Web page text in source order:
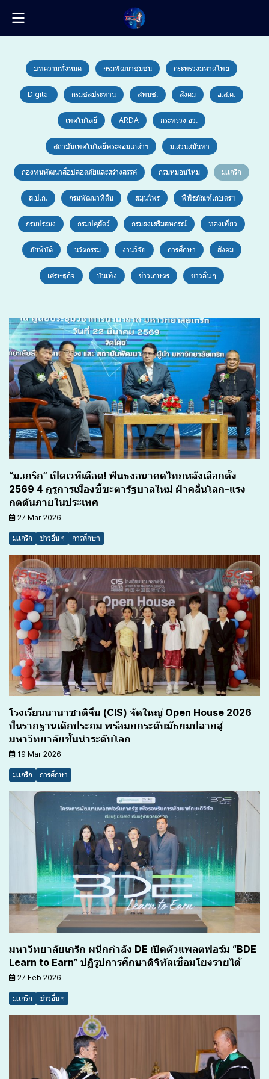
บทความทั้งหมด กรมพัฒนาชุมชน กระทรวงมหาดไทย
Digital กรมชลประทาน สทนช. สังคม อ.ส.ค.
เทคโนโลยี ARDA กระทรวง อว.
สถาบันเทคโนโลยีพระจอมเกล้าฯ ม.สวนสุนันทา
กองทุนพัฒนาสื่อปลอดภัยและสร้างสรรค์ กรมหม่อนไหม ม.เกริก
ส.ป.ก. กรมพัฒนาที่ดิน สมุนไพร พิพิธภัณฑ์เกษตรฯ
กรมประมง กรมปศุสัตว์ กรมส่งเสริมสหกรณ์ ท่องเที่ยว
ภัยพิบัติ นวัตกรรม งานวิจัย การศึกษา สังคม
เศรษฐกิจ บันเทิง ข่าวเกษตร ข่าวอื่น ๆ
“ม.เกริก” เปิดเวทีเดือด! ฟันธงอนาคตไทยหลังเลือกตั้ง
2569 4 กูรูการเมืองชี้ชะตารัฐบาลใหม่ ฝ่าคลื่นโลก–แรง
กดดันภายในประเทศ
27 Mar 2026
ม.เกริก ข่าวอื่น ๆ การศึกษา
โรงเรียนนานาชาติจีน (CIS) จัดใหญ่ Open House 2026
ปั้นรากฐานเด็กประถม พร้อมยกระดับมัธยมปลายสู่
มหาวิทยาลัยชั้นนำระดับโลก
19 Mar 2026
ม.เกริก การศึกษา
มหาวิทยาลัยเกริก ผนึกกำลัง DE เปิดตัวแพลตฟอร์ม “BDE
Learn to Earn” ปฏิรูปการศึกษาดิจิทัลเชื่อมโยงรายได้
27 Feb 2026
ม.เกริก ข่าวอื่น ๆ